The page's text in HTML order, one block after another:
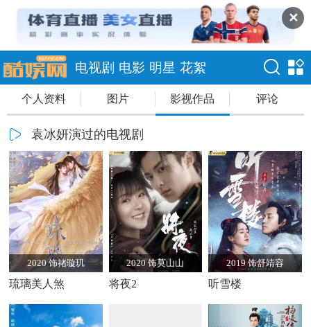
✕
电视剧 电影 明星 花絮
个人资料 图片 影视作品 评论
袁冰妍演过的电视剧
2020 饰禇璇玑
琉璃美人煞
2020 饰莫山山
将夜2
2019 饰舒靖容
听雪楼